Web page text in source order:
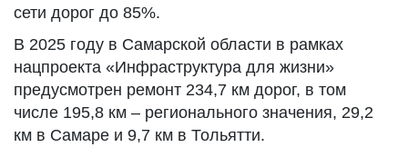
сети дорог до 85%.
В 2025 году в Самарской области в рамках
нацпроекта «Инфраструктура для жизни»
предусмотрен ремонт 234,7 км дорог, в том
числе 195,8 км – регионального значения, 29,2
км в Самаре и 9,7 км в Тольятти.